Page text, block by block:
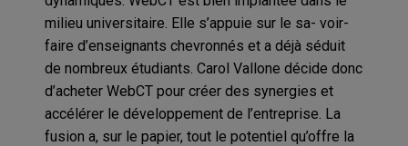
milieu universitaire. Elle s’appuie sur le sa- voir-
faire d’enseignants chevronnés et a déjà séduit
de nombreux étudiants. Carol Vallone décide donc
d’acheter WebCT pour créer des synergies et
accélérer le développement de l’entreprise. La
fusion a, sur le papier, tout le potentiel qu’offre la